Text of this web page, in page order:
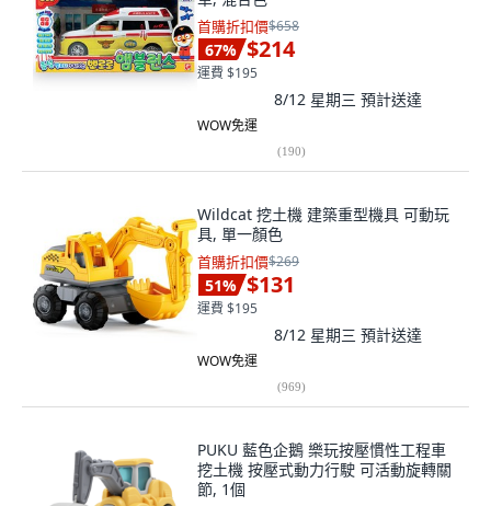
首購折扣價$658
67% $214
運費 $195
8/12 星期三 預計送達
WOW免運
(190)
Wildcat 挖土機 建築重型機具 可動玩
具, 單一顏色
首購折扣價$269
51% $131
運費 $195
8/12 星期三 預計送達
WOW免運
(969)
PUKU 藍色企鵝 樂玩按壓慣性工程車
挖土機 按壓式動力行駛 可活動旋轉關
節, 1個